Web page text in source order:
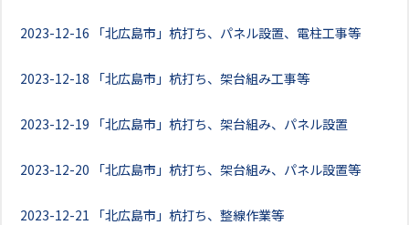
2023-12-16 「北広島市」杭打ち、パネル設置、電柱工事等
2023-12-18 「北広島市」杭打ち、架台組み工事等
2023-12-19 「北広島市」杭打ち、架台組み、パネル設置
2023-12-20 「北広島市」杭打ち、架台組み、パネル設置等
2023-12-21 「北広島市」杭打ち、整線作業等